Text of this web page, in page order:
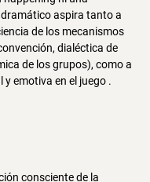
aspira tanto a
de los mecanismos
dialéctica de
de los grupos), como a
emotiva en el juego .
consciente de la